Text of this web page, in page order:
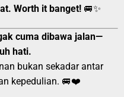
Worth it banget! 🚐✨
cuma dibawa jalan—
hati.
bukan sekadar antar
kepedulian. 🚐❤️